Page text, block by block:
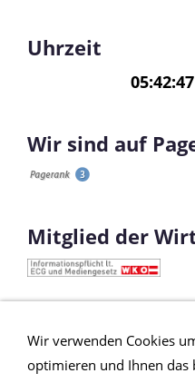
Uhrzeit
Wir sind auf
Mitglied der
Ahorn
Wir verwenden Cookies
optimieren und Ihnen das